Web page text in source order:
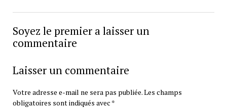
Soyez le premier a laisser un
commentaire
Laisser un commentaire
Votre adresse e-mail ne sera pas publiée.Les champs
obligatoires sont indiqués avec *